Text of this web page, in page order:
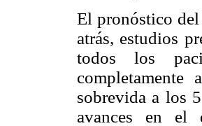
El pronóstico del
atrás, estudios
todos los
completamente
sobrevida a los
avances en el